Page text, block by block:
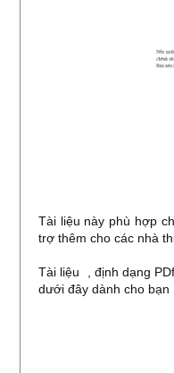
Tài liệu này phù hợp
trợ thêm cho các nhà
Tài liệu , định dạng
dưới đây dành cho bạn